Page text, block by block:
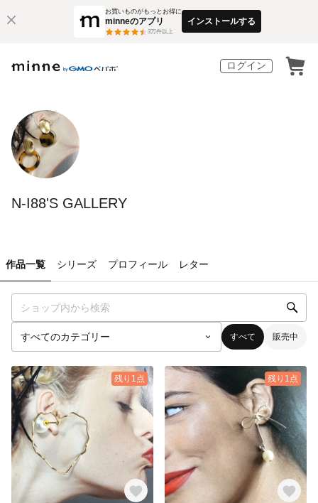
お買いものがもっとお得に
minneのアプリ
3万件以上
インストールする
ログイン
N-I88'S GALLERY
作品一覧 シリーズ プロフィール レター
すべて 販売中
残り1点 残り1点